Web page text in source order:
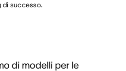
di successo.
di modelli per le